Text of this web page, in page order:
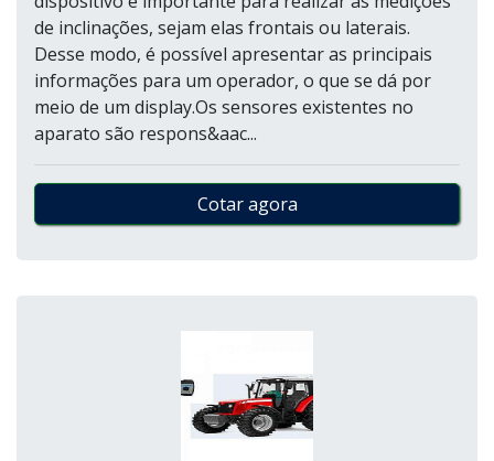
de inclinações, sejam elas frontais ou laterais.
Desse modo, é possível apresentar as principais
informações para um operador, o que se dá por
meio de um display.Os sensores existentes no
aparato são respons&aac...
Cotar agora